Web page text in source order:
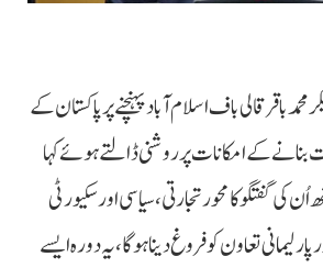
باقر قالی باف اسلام آباد پہنچنے پر پاکستان کے
بنانے کے امکانات پر روشنی ڈالتے ہوئے کہا
کی گفتگو کا محور تجارتی، سیاسی اور سکیورٹی
تعاون کو فروغ دینا ہوگا، یہ دورہ ایسے